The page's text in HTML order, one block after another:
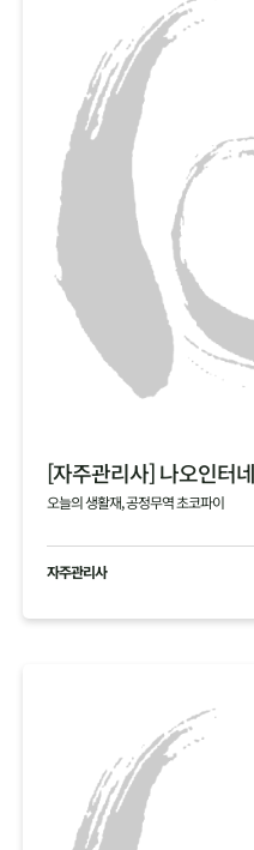
[자주관리사] 나오인터
오늘의 생활재, 공정무역 초코파이
자주관리사